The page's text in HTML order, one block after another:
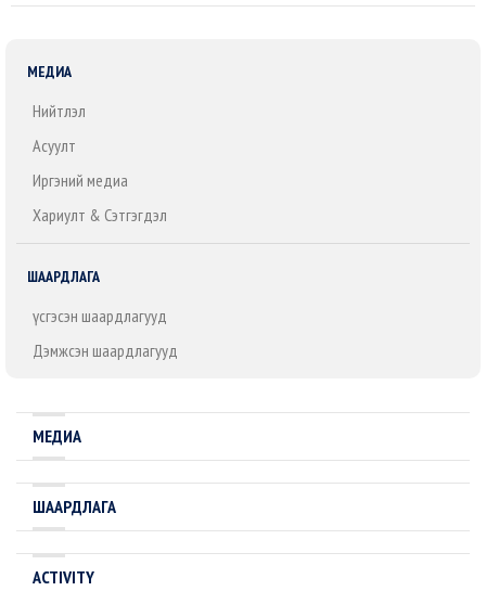
МЕДИА
Нийтлэл
Асуулт
Иргэний медиа
Хариулт & Сэтгэгдэл
ШААРДЛАГА
Үүсгэсэн шаардлагууд
Дэмжсэн шаардлагууд
МЕДИА
ШААРДЛАГА
ACTIVITY